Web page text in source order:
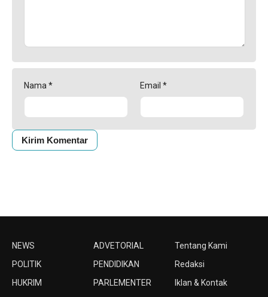
Nama * Email *
NEWS
POLITIK
HUKRIM
ADVETORIAL
PENDIDIKAN
PARLEMENTER
Tentang Kami
Redaksi
Iklan & Kontak